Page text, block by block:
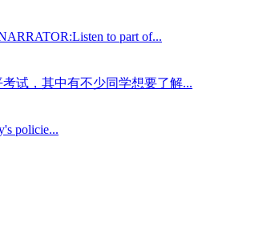
to part of...
试，其中有不少同学想要了解...
policie...